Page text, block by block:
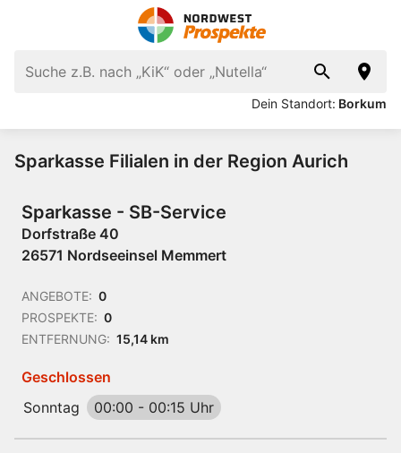
Dein Standort: Borkum
Sparkasse Filialen in der Region Aurich
Sparkasse - SB-Service
Dorfstraße 40
26571 Nordseeinsel Memmert
ANGEBOTE: 0
PROSPEKTE: 0
ENTFERNUNG: 15,14 km
Geschlossen
Sonntag
00:00 - 00:15 Uhr